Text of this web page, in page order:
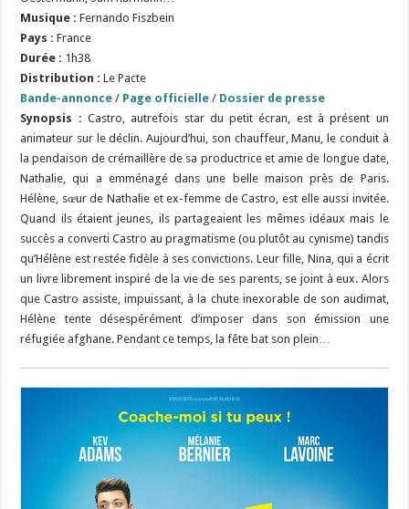
Musique : Fernando Fiszbein
Pays : France
Durée : 1h38
Distribution : Le Pacte
Bande-annonce / Page officielle / Dossier de presse
Synopsis : Castro, autrefois star du petit écran, est à présent un
animateur sur le déclin. Aujourd’hui, son chauffeur, Manu, le conduit à
la pendaison de crémaillère de sa productrice et amie de longue date,
Nathalie, qui a emménagé dans une belle maison près de Paris.
Hélène, sœur de Nathalie et ex-femme de Castro, est elle aussi invitée.
Quand ils étaient jeunes, ils partageaient les mêmes idéaux mais le
succès a converti Castro au pragmatisme (ou plutôt au cynisme) tandis
qu’Hélène est restée fidèle à ses convictions. Leur fille, Nina, qui a écrit
un livre librement inspiré de la vie de ses parents, se joint à eux. Alors
que Castro assiste, impuissant, à la chute inexorable de son audimat,
Hélène tente désespérément d’imposer dans son émission une
réfugiée afghane. Pendant ce temps, la fête bat son plein…